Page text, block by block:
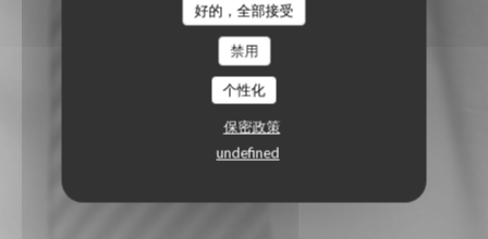
好的，全部接受
禁用
个性化
保密政策
undefined